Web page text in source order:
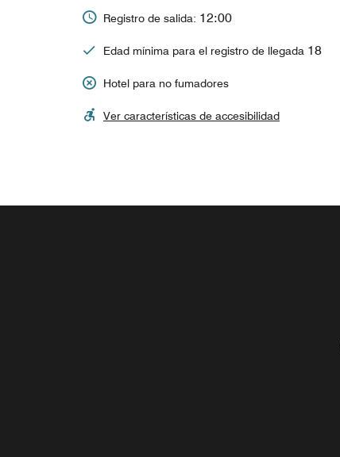
Registro de salida: 12:00
Edad mínima para el registro de llegada 18
Hotel para no fumadores
Ver características de accesibilidad